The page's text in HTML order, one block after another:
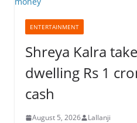
ENTERTAINMENT
Shreya Kalra
dwelling Rs 1
cash
August 5, 2026 Lallanji